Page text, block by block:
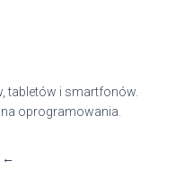
tabletów i smartfonów.
oprogramowania.
←